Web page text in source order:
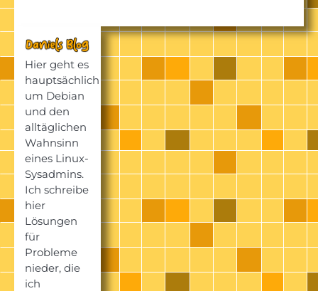
Hier geht es
hauptsächlich
um Debian
und den
alltäglichen
Wahnsinn
eines Linux-
Sysadmins.
Ich schreibe
hier
Lösungen
für
Probleme
nieder, die
ich